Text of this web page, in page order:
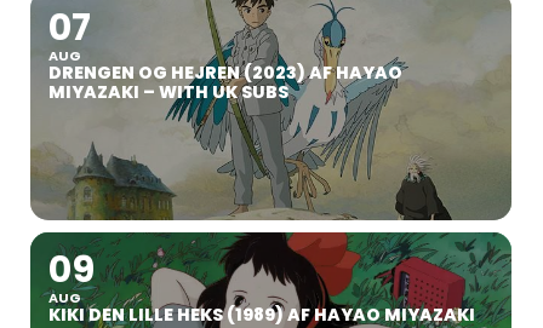
07
AUG
DRENGEN OG HEJREN (2023) AF HAYAO
MIYAZAKI – WITH UK SUBS
09
AUG
KIKI DEN LILLE HEKS (1989) AF HAYAO MIYAZAKI